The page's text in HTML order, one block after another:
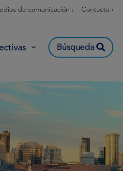
de comunicación › Contacto ›
Búsqueda